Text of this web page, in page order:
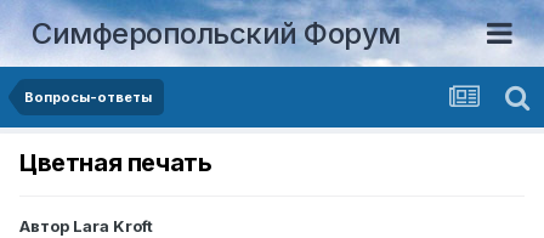
Симферопольский Форум
Вопросы-ответы
Цветная печать
Автор Lara Kroft